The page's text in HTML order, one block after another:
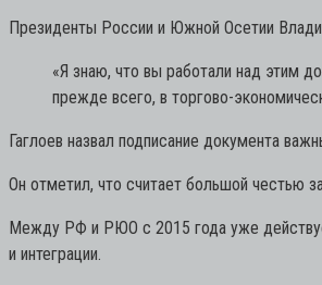
Президенты России и Южной Осетии
«Я знаю, что вы работали над этим
прежде всего, в торгово-
Гаглоев назвал подписание документа
Он отметил, что считает большой честью
Между РФ и РЮО с 2015 года уже
и интеграции.